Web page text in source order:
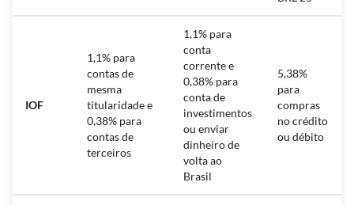
IOF
1,1% para
contas de
mesma
titularidade e
0,38% para
contas de
terceiros
1,1% para
conta
corrente e
0,38% para
conta de
investimentos
ou enviar
dinheiro de
volta ao
Brasil
5,38%
para
compras
no crédito
ou débito